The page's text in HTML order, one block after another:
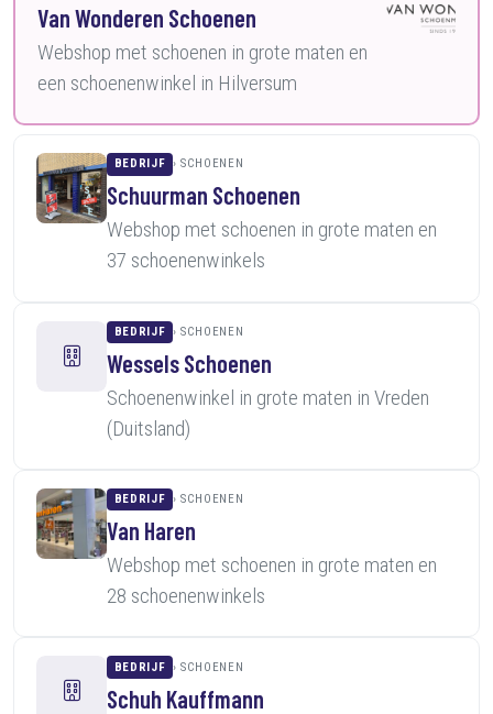
Van Wonderen Schoenen
Webshop met schoenen in grote maten en
een schoenenwinkel in Hilversum
BEDRIJF SCHOENEN
Schuurman Schoenen
Webshop met schoenen in grote maten en
37 schoenenwinkels
BEDRIJF SCHOENEN
Wessels Schoenen
Schoenenwinkel in grote maten in Vreden
(Duitsland)
BEDRIJF SCHOENEN
Van Haren
Webshop met schoenen in grote maten en
28 schoenenwinkels
BEDRIJF SCHOENEN
Schuh Kauffmann